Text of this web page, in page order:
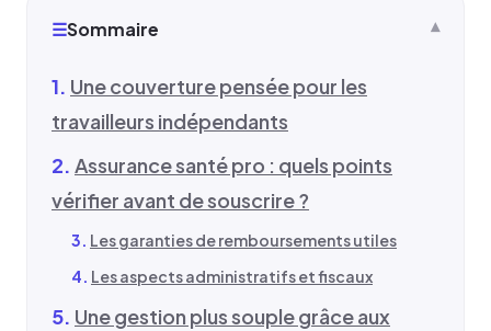
☰Sommaire
Une couverture pensée pour les
travailleurs indépendants
Assurance santé pro : quels points
vérifier avant de souscrire ?
Les garanties de remboursements utiles
Les aspects administratifs et fiscaux
Une gestion plus souple grâce aux